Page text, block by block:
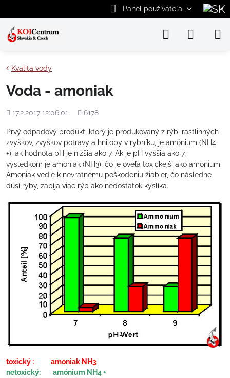
Panel používateľa
Kvalita vody
Voda - amoniak
Pridané
17.2.2017 12:06:01
Počet
6178
Prvý odpadový produkt, ktorý je produkovaný z rýb, rastlinných
zvyškov, zvyškov potravy a hniloby v rybníku, je amónium (NH4
+), ak hodnota pH je nižšia ako 7. Ak je pH vyššia ako 7,
výsledkom je amoniak (NH3), čo je oveľa toxickejší ako amónium.
Amoniak vedie k nevratnému poškodeniu žiabier, čo následne
dusí ryby, zabíja viac rýb ako nedostatok kyslíka.
toxický : amoniak NH3
netoxický: amónium NH4 +